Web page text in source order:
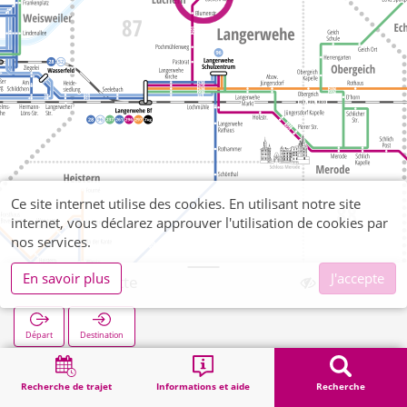
Recherche de trajet Informations et aide Recherche
Luchem Mitte
Départ Destination
Démarrage Recherche
Ce site internet utilise des cookies. En utilisant notre site
internet, vous déclarez approuver l'utilisation de cookies par
nos services.
En savoir plus
J'accepte